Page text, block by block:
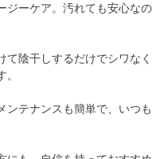
ジーケア。汚れても安心なの
陰干しするだけでシワなく
ンテナンスも簡単で、いつも